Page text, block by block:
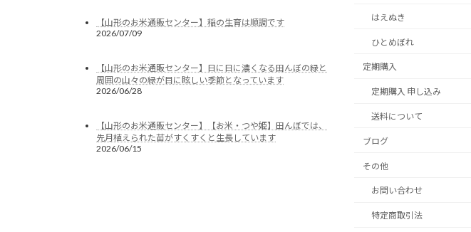
【山形のお米通販センター】稲の生育は順調です
2026/07/09
【山形のお米通販センター】日に日に濃くなる田んぼの緑と
周囲の山々の緑が目に眩しい季節となっています
2026/06/28
【山形のお米通販センター】【お米・つや姫】田んぼでは、
先月植えられた苗がすくすくと生長しています
2026/06/15
はえぬき
ひとめぼれ
定期購入
定期購入 申し込み
送料について
ブログ
その他
お問い合わせ
特定商取引法